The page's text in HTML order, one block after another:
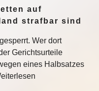
auf
strafbar sind
Wer dort
Gerichtsurteile
eines Halbsatzes